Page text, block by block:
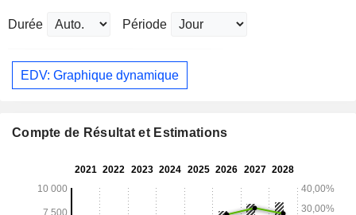
Durée Période
EDV: Graphique dynamique
Compte de Résultat et Estimations